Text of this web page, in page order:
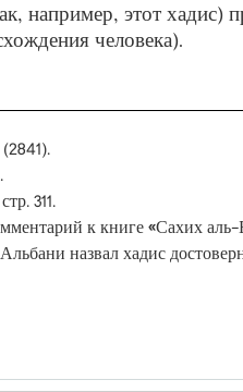
например, этот хадис)
человека).
311.
к книге «Сахих аль-
назвал хадис